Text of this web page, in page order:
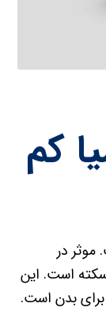
کم
در
است. این
برای بدن است.